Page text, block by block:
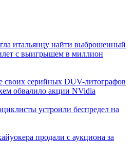
итальянцу найти выброшенный
с выигрышем в миллион
своих серийных DUV-литографов
обвалило акции NVidia
устроили беспредел на
продали с аукциона за